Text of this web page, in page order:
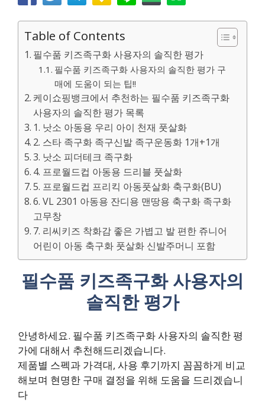
Table of Contents
필수품 키즈족구화 사용자의 솔직한 평가
필수품 키즈족구화 사용자의 솔직한 평가 구
매에 도움이 되는 팁!!
케이쇼핑뱅크에서 추천하는 필수품 키즈족구화
사용자의 솔직한 평가 목록
1. 낫소 아동용 우리 아이 천재 풋살화
2. 스타 족구화 족구신발 족구운동화 1개+1개
3. 낫소 피더테크 족구화
4. 프로월드컵 아동용 드리블 풋살화
5. 프로월드컵 프리킥 아동풋살화 축구화(BU)
6. VL 2301 아동용 잔디용 맨땅용 축구화 족구화
고무창
7. 리씨키즈 착화감 좋은 가볍고 발 편한 쥬니어
어린이 아동 축구화 풋살화 신발주머니 포함
필수품 키즈족구화 사용자의
솔직한 평가
안녕하세요. 필수품 키즈족구화 사용자의 솔직한 평
가에 대해서 추천해드리겠습니다.
제품별 스펙과 가격대, 사용 후기까지 꼼꼼하게 비교
해보며 현명한 구매 결정을 위해 도움을 드리겠습니
다